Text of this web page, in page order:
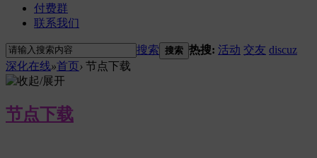
付费群
联系我们
搜索 搜索 热搜: 活动 交友 discuz
深化在线»首页› 节点下载
节点下载